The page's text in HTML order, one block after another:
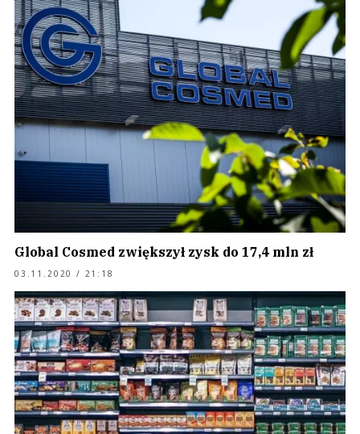
Global Cosmed zwiększył zysk do 17,4 mln zł
03.11.2020 / 21:18